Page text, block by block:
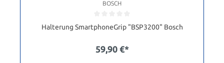
BOSCH
Halterung SmartphoneGrip "BSP3200" Bosch
59,90 €*